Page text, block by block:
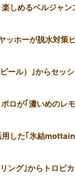
しめるベルジャ
ッホーが脱水対策
ール）｣からセッ
ロが｢濃いめのレ
用した｢氷結
ング｣からトロピ